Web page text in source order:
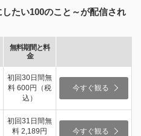
たい100のこと～が配信され
無料期間と料
金
初回30日間無
料 600円（税
込）
今すぐ観る
初回31日間無
料 2,189円
今すぐ観る